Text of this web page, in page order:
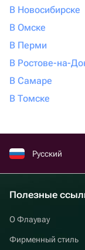
В Новосибирске
В Омске
В Перми
В Ростове-на-
В Самаре
В Томске
Русский
Полезные
О Флаувау
Фирменный стиль